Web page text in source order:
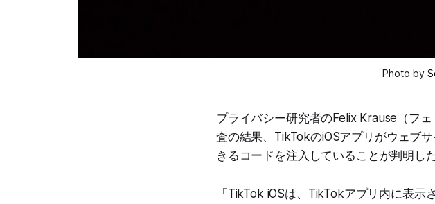
Photo by
プライバシー研究者のFelix Krause（フ
査の結果、TikTokのiOSアプリがウェブ
きるコードを注入していることが判明した
「TikTok iOSは、TikTokアプリ内に表